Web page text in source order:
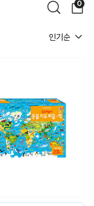
검색 장
0
인기순